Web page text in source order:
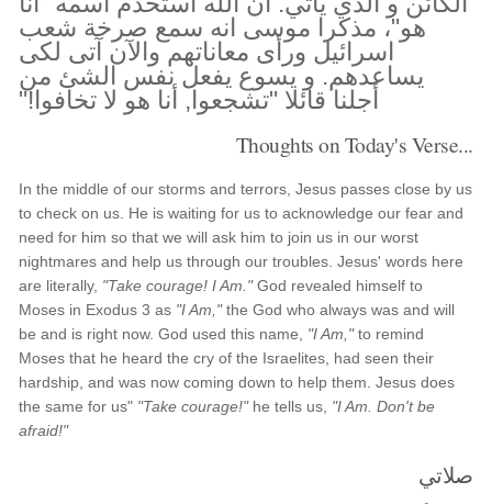
هو"، مذكرا موسى انه سمع صرخة شعب
اسرائيل ورأى معاناتهم والآن آتى لكى
يساعدهم. و يسوع يفعل نفس الشئ من
أجلنا قائلا "تشجعوا, أنا هو لا تخافوا!"
Thoughts on Today's Verse...
In the middle of our storms and terrors, Jesus passes close by us
to check on us. He is waiting for us to acknowledge our fear and
need for him so that we will ask him to join us in our worst
nightmares and help us through our troubles. Jesus' words here
are literally, "Take courage! I Am."God revealed himself to
Moses in Exodus 3 as "I Am,"the God who always was and will
be and is right now. God used this name, "I Am,"to remind
Moses that he heard the cry of the Israelites, had seen their
hardship, and was now coming down to help them. Jesus does
the same for us" "Take courage!"he tells us, "I Am. Don't be
afraid!"
صلاتي